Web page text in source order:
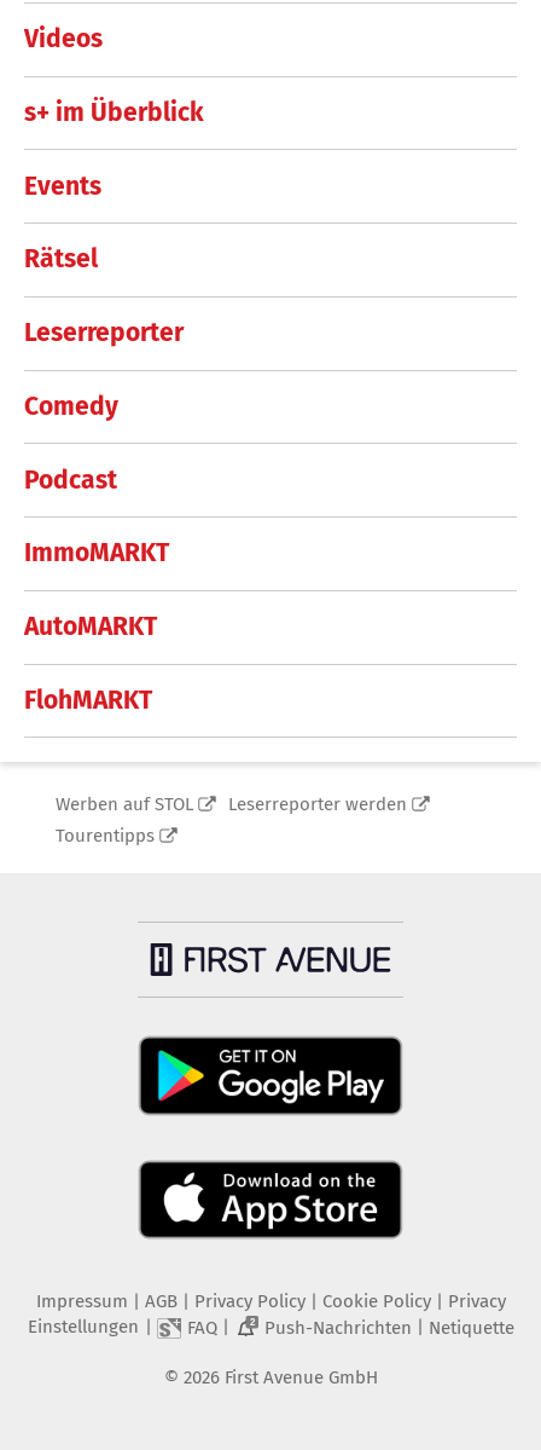
Videos
s+ im Überblick
Events
Rätsel
Leserreporter
Comedy
Podcast
ImmoMARKT
AutoMARKT
FlohMARKT
Werben auf STOL
Leserreporter werden
Tourentipps
Impressum AGB Privacy Policy| Cookie Policy| Privacy
Einstellungen
FAQ| 2 Push-Nachrichten Netiquette
© 2026 First Avenue GmbH